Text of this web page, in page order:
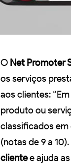
O Net Promoter
os serviços
aos clientes:
produto ou
classificados em
(notas de 9 a
clientee ajuda